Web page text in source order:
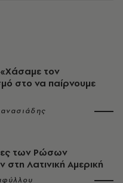
τον
στο να παίρνουμε
των Ρώσων
Λατινική Αμερική